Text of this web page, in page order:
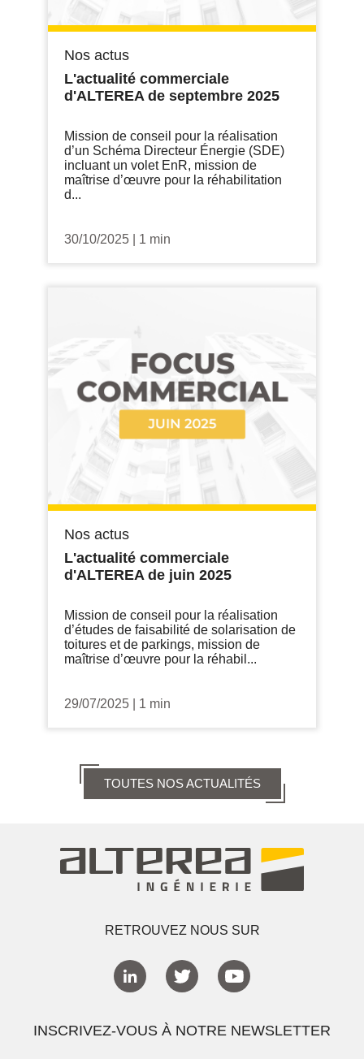
Nos actus
L'actualité commerciale
d'ALTEREA de septembre 2025
Mission de conseil pour la réalisation
d’un Schéma Directeur Énergie (SDE)
incluant un volet EnR, mission de
maîtrise d’œuvre pour la réhabilitation
d...
30/10/2025 1 min
Nos actus
L'actualité commerciale
d'ALTEREA de juin 2025
Mission de conseil pour la réalisation
d’études de faisabilité de solarisation de
toitures et de parkings, mission de
maîtrise d’œuvre pour la réhabil...
29/07/2025 1 min
TOUTES NOS ACTUALITÉS
RETROUVEZ NOUS SUR
INSCRIVEZ-VOUS À NOTRE NEWSLETTER